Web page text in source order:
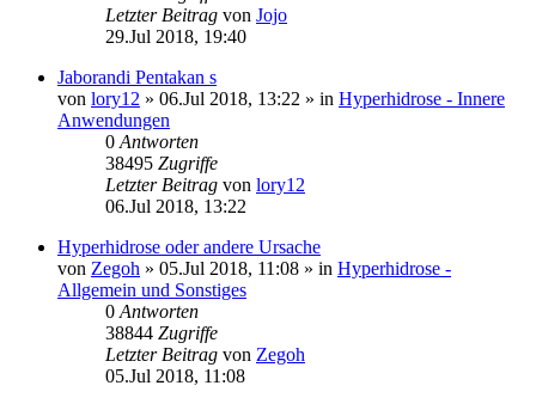
Letzter Beitrag von Jojo
29.Jul 2018, 19:40
Jaborandi Pentakan s
von lory12 » 06.Jul 2018, 13:22 » in Hyperhidrose - Innere
Anwendungen
0 Antworten
38495 Zugriffe
Letzter Beitrag von lory12
06.Jul 2018, 13:22
Hyperhidrose oder andere Ursache
von Zegoh » 05.Jul 2018, 11:08 » in Hyperhidrose -
Allgemein und Sonstiges
0 Antworten
38844 Zugriffe
Letzter Beitrag von Zegoh
05.Jul 2018, 11:08